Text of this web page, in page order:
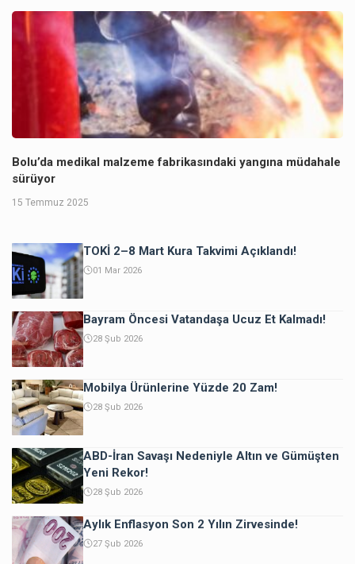
Bolu’da medikal malzeme fabrikasındaki yangına müdahale
sürüyor
15 Temmuz 2025
TOKİ 2–8 Mart Kura Takvimi Açıklandı!
01 Mar 2026
Bayram Öncesi Vatandaşa Ucuz Et Kalmadı!
28 Şub 2026
Mobilya Ürünlerine Yüzde 20 Zam!
28 Şub 2026
ABD-İran Savaşı Nedeniyle Altın ve Gümüşten
Yeni Rekor!
28 Şub 2026
Aylık Enflasyon Son 2 Yılın Zirvesinde!
27 Şub 2026